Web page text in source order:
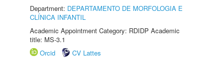
Department: DEPARTAMENTO DE MORFOLOGIA E
CLÍNICA INFANTIL
Academic Appointment Category: RDIDP Academic
title: MS-3.1
Orcid
CV Lattes